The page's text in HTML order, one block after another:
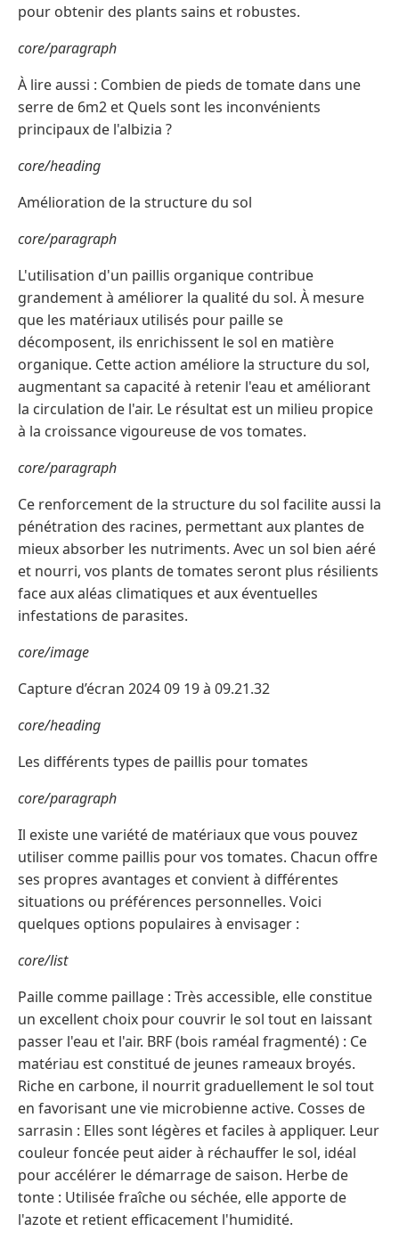
pour obtenir des plants sains et robustes.
core/paragraph
À lire aussi : Combien de pieds de tomate dans une
serre de 6m2 et Quels sont les inconvénients
principaux de l'albizia ?
core/heading
Amélioration de la structure du sol
core/paragraph
L'utilisation d'un paillis organique contribue
grandement à améliorer la qualité du sol. À mesure
que les matériaux utilisés pour paille se
décomposent, ils enrichissent le sol en matière
organique. Cette action améliore la structure du sol,
augmentant sa capacité à retenir l'eau et améliorant
la circulation de l'air. Le résultat est un milieu propice
à la croissance vigoureuse de vos tomates.
core/paragraph
Ce renforcement de la structure du sol facilite aussi la
pénétration des racines, permettant aux plantes de
mieux absorber les nutriments. Avec un sol bien aéré
et nourri, vos plants de tomates seront plus résilients
face aux aléas climatiques et aux éventuelles
infestations de parasites.
core/image
Capture d’écran 2024 09 19 à 09.21.32
core/heading
Les différents types de paillis pour tomates
core/paragraph
Il existe une variété de matériaux que vous pouvez
utiliser comme paillis pour vos tomates. Chacun offre
ses propres avantages et convient à différentes
situations ou préférences personnelles. Voici
quelques options populaires à envisager :
core/list
Paille comme paillage : Très accessible, elle constitue
un excellent choix pour couvrir le sol tout en laissant
passer l'eau et l'air. BRF (bois raméal fragmenté) : Ce
matériau est constitué de jeunes rameaux broyés.
Riche en carbone, il nourrit graduellement le sol tout
en favorisant une vie microbienne active. Cosses de
sarrasin : Elles sont légères et faciles à appliquer. Leur
couleur foncée peut aider à réchauffer le sol, idéal
pour accélérer le démarrage de saison. Herbe de
tonte : Utilisée fraîche ou séchée, elle apporte de
l'azote et retient efficacement l'humidité.